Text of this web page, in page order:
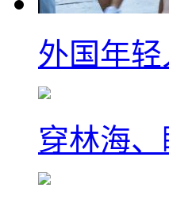
外国年
穿林海